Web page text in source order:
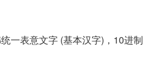
一表意文字 (基本汉字)，10进